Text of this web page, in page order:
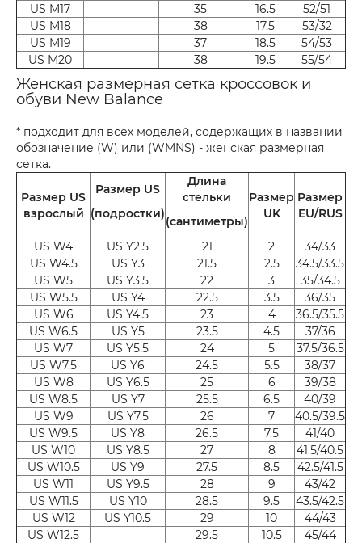
US M17
35 16.5
52/51
US M18
38 17.5
53/32
US M19
37 18.5
54/53
US M20
38 19.5 55/54
Женская размерная сетка кроссовок и
обуви New Balance
* подходит для всех моделей, содержащих в названии
обозначение (W) или (WMNS) - женская размерная
сетка.
Размер US
взрослый
Размер US
(подростки)
Длина
стельки
(сантиметры)
Размер
UK
Размер
EU/RUS
US W4 US Y2.5 21 2
34/33
US W4.5
US Y3 21.5 2.5
34.5/33.5
US W5
US Y3.5 22 3
35/34.5
US W5.5
US Y4 22.5 3.5
36/35
US W6
US Y4.5 23 4
36.5/35.5
US W6.5
US Y5 23.5 4.5
37/36
US W7
US Y5.5 24 5
37.5/36.5
US W7.5
US Y6 24.5 5.5
38/37
US W8
US Y6.5 25 6
39/38
US W8.5
US Y7 25.5 6.5
40/39
US W9
US Y7.5 26 7
40.5/39.5
US W9.5
US Y8 26.5 7.5
41/40
US W10
US Y8.5 27 8
41.5/40.5
US W10.5
US Y9 27.5 8.5
42.5/41.5
US W11
US Y9.5 28 9
43/42
US W11.5
US Y10 28.5 9.5
43.5/42.5
US W12
US Y10.5 29 10
44/43
US W12.5
29.5 10.5
45/44